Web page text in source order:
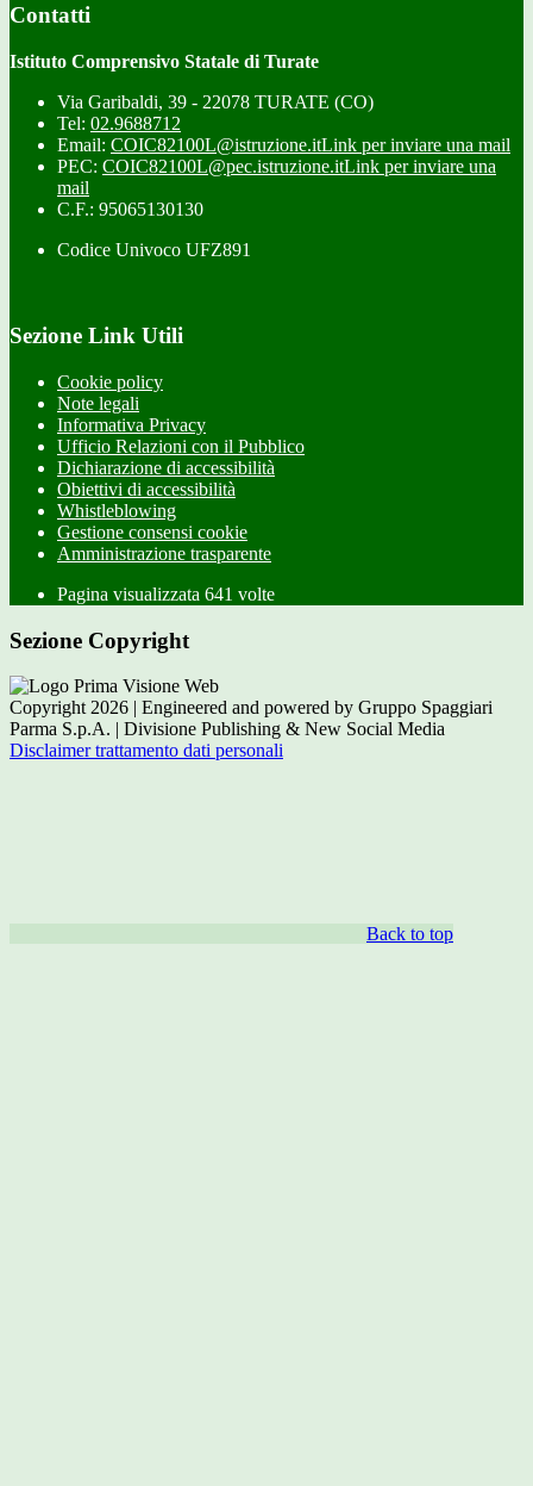
Contatti
Istituto Comprensivo Statale di Turate
Via Garibaldi, 39 - 22078 TURATE (CO)
Tel: 02.9688712
Email: COIC82100L@istruzione.itLink per inviare una mail
PEC: COIC82100L@pec.istruzione.itLink per inviare una
mail
C.F.: 95065130130
Codice Univoco UFZ891
Sezione Link Utili
Cookie policy
Note legali
Informativa Privacy
Ufficio Relazioni con il Pubblico
Dichiarazione di accessibilità
Obiettivi di accessibilità
Whistleblowing
Gestione consensi cookie
Amministrazione trasparente
Pagina visualizzata 641 volte
Sezione Copyright
Copyright 2026 | Engineered and powered by Gruppo Spaggiari
Parma S.p.A. | Divisione Publishing & New Social Media
Disclaimer trattamento dati personali
Back to top